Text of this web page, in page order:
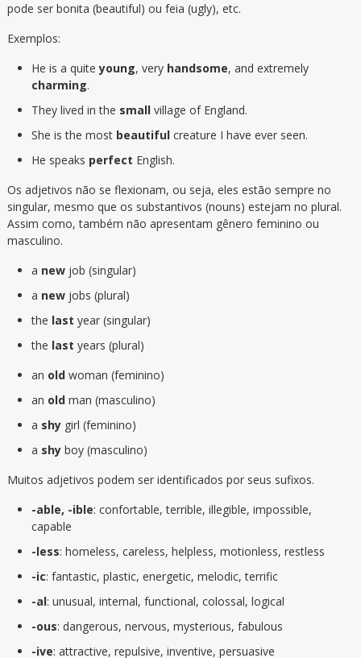
pode ser bonita (beautiful) ou feia (ugly), etc.
Exemplos:
He is a quiteyoung, very handsome, and extremely
charming.
They lived in the smallvillage of England.
She is the most beautifulcreature I have ever seen.
He speaks perfect English.
Os adjetivos não se flexionam, ou seja, eles estão sempre no
singular, mesmo que os substantivos (nouns) estejam no plural.
Assim como, também não apresentam gênero feminino ou
masculino.
a newjob (singular)
a newjobs (plural)
the last year (singular)
the last years (plural)
an oldwoman (feminino)
an oldman (masculino)
a shygirl (feminino)
a shyboy (masculino)
Muitos adjetivos podem ser identificados por seus sufixos.
-able, -ible: confortable, terrible, illegible, impossible,
capable
-less: homeless, careless, helpless, motionless, restless
-ic: fantastic, plastic, energetic, melodic, terrific
-al: unusual, internal, functional, colossal, logical
-ous: dangerous, nervous, mysterious, fabulous
-ive: attractive, repulsive, inventive, persuasive